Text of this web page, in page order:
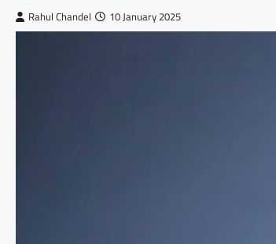
Rahul Chandel 10 January 2025